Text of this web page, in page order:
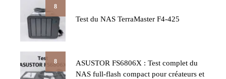
8
Test du NAS TerraMaster F4-425
8
ASUSTOR FS6806X : Test complet du
NAS full-flash compact pour créateurs et